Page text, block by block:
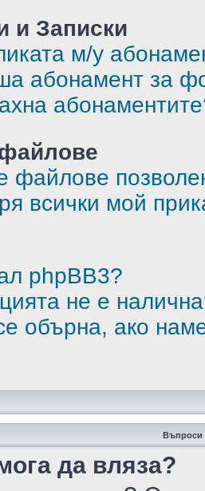
и Записки
м/у
абонамент за
файлове
всички мой
phpBB3?
не е
обърна, ако
Въпроси
да вляза?